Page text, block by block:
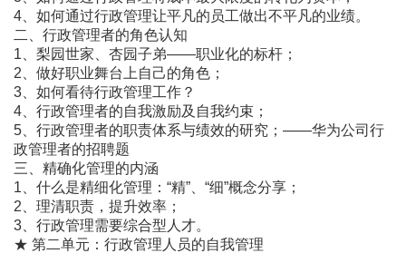
4、如何通过行政管理让平凡的员工做出不平凡的业绩。
二、行政管理者的角色认知
1、梨园世家、杏园子弟――职业化的标杆；
2、做好职业舞台上自己的角色；
3、如何看待行政管理工作？
4、行政管理者的自我激励及自我约束；
5、行政管理者的职责体系与绩效的研究；――华为公司行
政管理者的招聘题
三、精确化管理的内涵
1、什么是精细化管理：“精”、“细”概念分享；
2、理清职责，提升效率；
3、行政管理需要综合型人才。
★ 第二单元：行政管理人员的自我管理